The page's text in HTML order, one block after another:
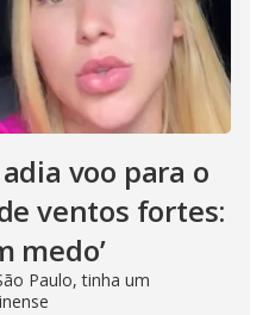
voo para o
ventos fortes:
medo’
Paulo, tinha um